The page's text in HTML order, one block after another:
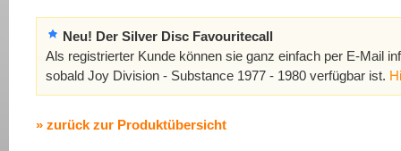
Neu! Der Silver Disc Favouritecall
Als registrierter Kunde können sie ganz einfach per E-Mail
sobald Joy Division - Substance 1977 - 1980 verfügbar ist.
» zurück zur Produktübersicht